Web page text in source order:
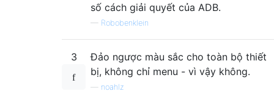
số cách giải quyết của ADB.
— Robobenklein
3
Đảo ngược màu sắc cho toàn bộ thiết
bị, không chỉ menu - vì vậy không.
noahlz